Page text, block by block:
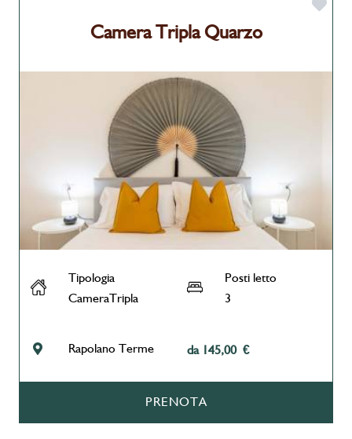
Camera Tripla Quarzo
Tipologia
CameraTripla
Posti letto
3
Rapolano Terme da 145,00 €
PRENOTA